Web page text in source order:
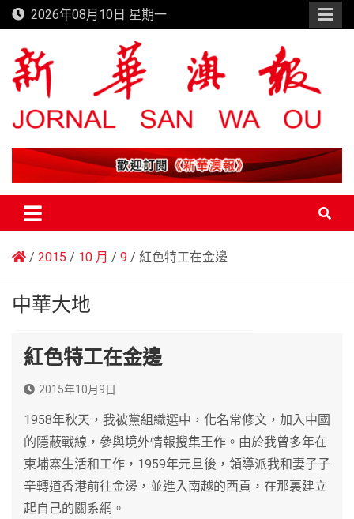
Skip
to
content
2026年08月10日 星期一
新華澳報
2015 10 月 9 紅色特工在金邊
中華大地
紅色特工在金邊
2015年10月9日
1958年秋天，我被黨組織選中，化名常修文，加入中國
的隱蔽戰線，參與境外情報搜集王作。由於我曾多年在
柬埔寨生活和工作，1959年元旦後，領導派我和妻子子
辛轉道香港前往金邊，並進入南越的西貢，在那裏建立
起自己的關系網。